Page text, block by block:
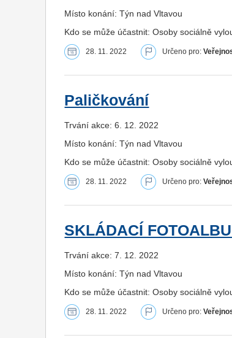
Místo konání: Týn nad Vltavou
Kdo se může účastnit: Osoby sociálně
28. 11. 2022 Určeno pro:
Paličkování
Trvání akce: 6. 12. 2022
Místo konání: Týn nad Vltavou
Kdo se může účastnit: Osoby sociálně
28. 11. 2022 Určeno pro:
SKLÁDACÍ
Trvání akce: 7. 12. 2022
Místo konání: Týn nad Vltavou
Kdo se může účastnit: Osoby sociálně
28. 11. 2022 Určeno pro: